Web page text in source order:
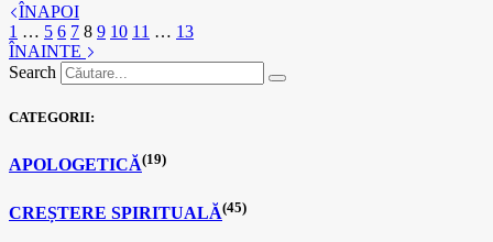
ÎNAPOI
1 … 5 6 7 8 9 10 11 … 13
ÎNAINTE
Search
CATEGORII:
APOLOGETICĂ(19)
CREȘTERE SPIRITUALĂ(45)